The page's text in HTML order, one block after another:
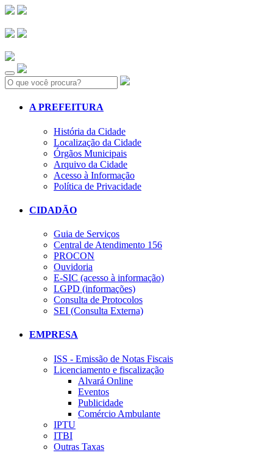
Search:
A PREFEITURA
História da Cidade
Localização da Cidade
Órgãos Municipais
Arquivo da Cidade
Acesso à Informação
Política de Privacidade
CIDADÃO
Guia de Serviços
Central de Atendimento 156
PROCON
Ouvidoria
E-SIC (acesso à informação)
LGPD (informações)
Consulta de Protocolos
SEI (Consulta Externa)
EMPRESA
ISS - Emissão de Notas Fiscais
Licenciamento e fiscalização
Alvará Online
Eventos
Publicidade
Comércio Ambulante
IPTU
ITBI
Outras Taxas